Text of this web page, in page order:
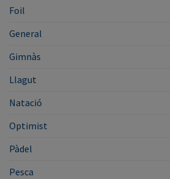
Foil
General
Gimnàs
Llagut
Natació
Optimist
Pàdel
Pesca